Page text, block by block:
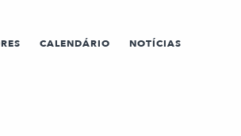
CALENDÁRIO NOTÍCIAS